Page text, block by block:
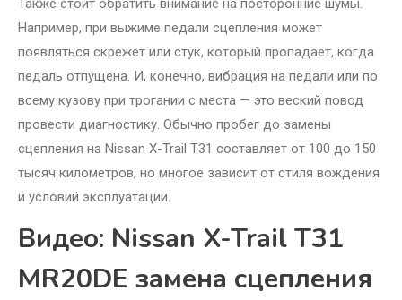
Также стоит обратить внимание на посторонние шумы.
Например, при выжиме педали сцепления может
появляться скрежет или стук, который пропадает, когда
педаль отпущена. И, конечно, вибрация на педали или по
всему кузову при трогании с места — это веский повод
провести диагностику. Обычно пробег до замены
сцепления на Nissan X-Trail T31 составляет от 100 до 150
тысяч километров, но многое зависит от стиля вождения
и условий эксплуатации.
Видео: Nissan X-Trail T31
MR20DE замена сцепления